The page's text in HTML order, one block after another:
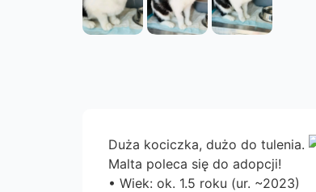
Duża kociczka, dużo do tulenia.
Malta poleca się do adopcji!
• Wiek: ok. 1.5 roku (ur. ~2023)